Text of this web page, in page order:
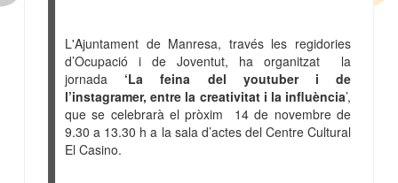
L'Ajuntament de Manresa, través les regidories
d’Ocupació i de Joventut, ha organitzat la
jornada ‘La feina del youtuber i de
l’instagramer, entre la creativitat i la influència’,
que se celebrarà el pròxim 14 de novembre de
9.30 a 13.30 h a la sala d’actes del Centre Cultural
El Casino.